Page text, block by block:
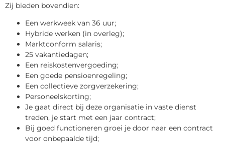
Zij bieden bovendien:
Een werkweek van 36 uur;
Hybride werken (in overleg);
Marktconform salaris;
25 vakantiedagen;
Een reiskostenvergoeding;
Een goede pensioenregeling;
Een collectieve zorgverzekering;
Personeelskorting;
Je gaat direct bij deze organisatie in vaste dienst
treden, je start met een jaar contract;
Bij goed functioneren groei je door naar een contract
voor onbepaalde tijd;